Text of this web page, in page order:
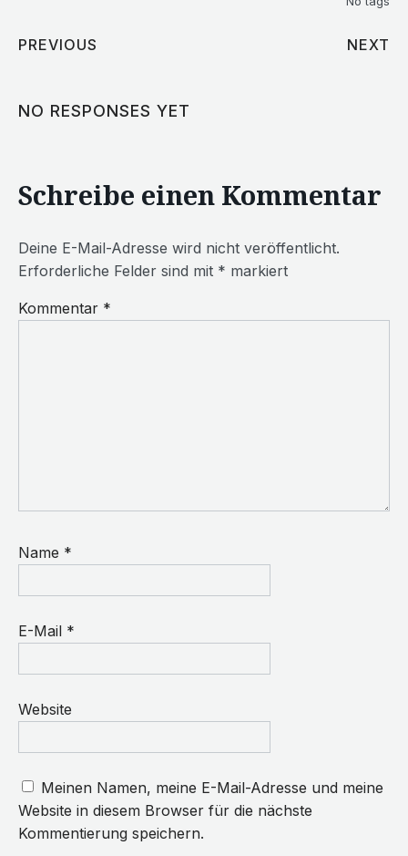
PREVIOUS NEXT
NO RESPONSES YET
Schreibe einen Kommentar
Deine E-Mail-Adresse wird nicht veröffentlicht.
Erforderliche Felder sind mit * markiert
Kommentar *
Name *
E-Mail *
Website
Meinen Namen, meine E-Mail-Adresse und meine
Website in diesem Browser für die nächste
Kommentierung speichern.